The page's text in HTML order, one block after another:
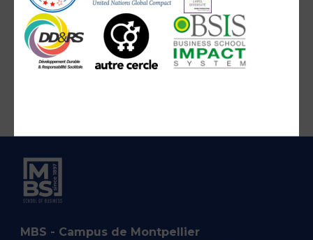
MBS - Campus de Montpellier